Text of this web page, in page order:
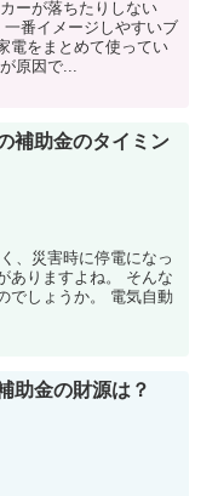
ーが落ちたりしない
番イメージしやすいブ
電をまとめて使ってい
原因で...
補助金のタイミン
、災害時に停電になっ
ありますよね。 そんな
でしょうか。 電気自動
助金の財源は？